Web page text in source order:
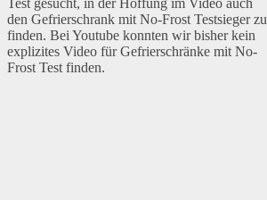
den Gefrierschrank mit No-Frost Testsieger zu
finden. Bei Youtube konnten wir bisher kein
explizites Video für Gefrierschränke mit No-
Frost Test finden.